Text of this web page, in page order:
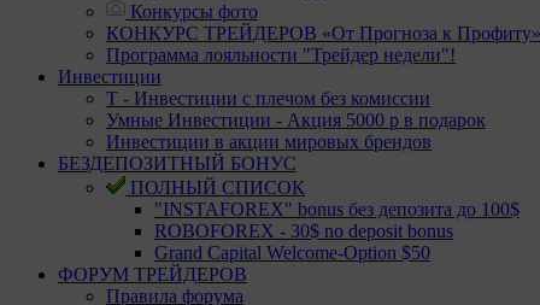
Конкурсы фото
КОНКУРС ТРЕЙДЕРОВ «От Прогноза к Профиту»
Программа лояльности "Трейдер недели"!
Инвестиции
Т - Инвестиции с плечом без комиссии
Умные Инвестиции - Акция 5000 р в подарок
Инвестиции в акции мировых брендов
БЕЗДЕПОЗИТНЫЙ БОНУС
ПОЛНЫЙ СПИСОК
"INSTAFOREX" bonus без депозита до 100$
ROBOFOREX - 30$ no deposit bonus
Grand Capital Welcome-Option $50
ФОРУМ ТРЕЙДЕРОВ
Правила форума